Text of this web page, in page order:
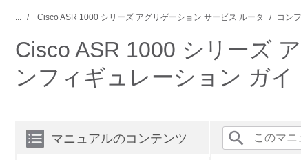
... Cisco ASR 1000 シリーズ アグリゲーション サービス ルータ コン
Cisco ASR 1000 シリーズ
ンフィギュレーション ガイ
マニュアルのコンテンツ